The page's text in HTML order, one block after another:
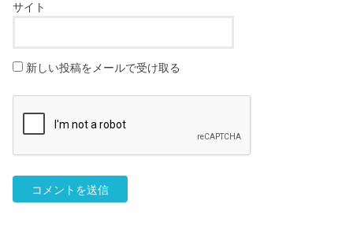
サイト
新しい投稿をメールで受け取る